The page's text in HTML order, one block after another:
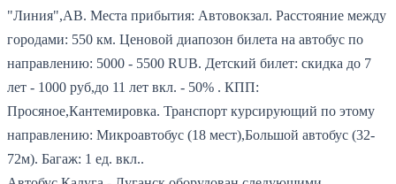
"Линия",АВ. Места прибытия: Автовокзал. Расстояние между
городами: 550 км. Ценовой диапозон билета на автобус по
направлению: 5000 - 5500 RUB. Детский билет: скидка до 7
лет - 1000 руб,до 11 лет вкл. - 50% . КПП:
Просяное,Кантемировка. Транспорт курсирующий по этому
направлению: Микроавтобус (18 мест),Большой автобус (32-
72м). Багаж: 1 ед. вкл..